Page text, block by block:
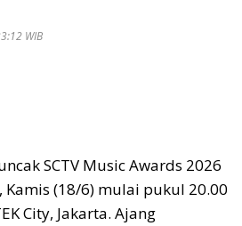
WIB
SCTV Music Awards 2026
(18/6) mulai pukul 20.00
City, Jakarta. Ajang